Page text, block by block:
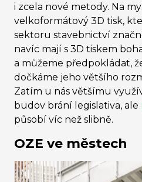
i zcela nové metody. Na
velkoformátový 3D tisk,
sektoru stavebnictví
navíc mají s 3D tiskem
a můžeme předpokládat,
dočkáme jeho většího
Zatím u nás většímu
budov brání legislativa, ale
působí víc než slibně.
OZE ve městech